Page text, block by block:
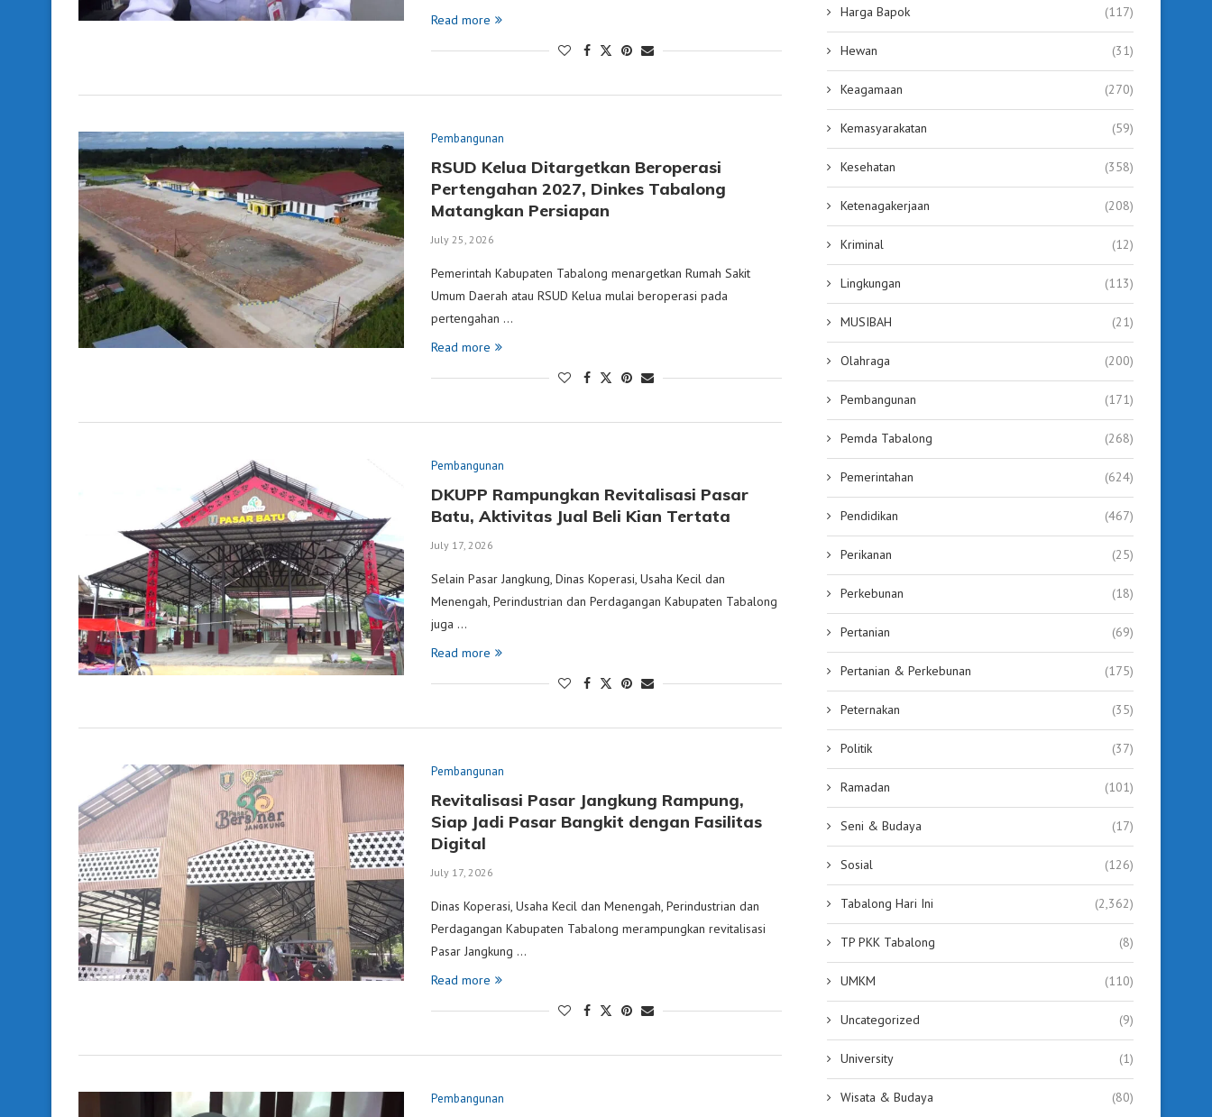
Read more
Pembangunan
RSUD Kelua Ditargetkan Beroperasi
Pertengahan 2027, Dinkes Tabalong
Matangkan Persiapan
July 25, 2026
Pemerintah Kabupaten Tabalong menargetkan Rumah Sakit
Umum Daerah atau RSUD Kelua mulai beroperasi pada
pertengahan …
Read more
Pembangunan
DKUPP Rampungkan Revitalisasi Pasar
Batu, Aktivitas Jual Beli Kian Tertata
July 17, 2026
Selain Pasar Jangkung, Dinas Koperasi, Usaha Kecil dan
Menengah, Perindustrian dan Perdagangan Kabupaten Tabalong
juga …
Read more
Pembangunan
Revitalisasi Pasar Jangkung Rampung,
Siap Jadi Pasar Bangkit dengan Fasilitas
Digital
July 17, 2026
Dinas Koperasi, Usaha Kecil dan Menengah, Perindustrian dan
Perdagangan Kabupaten Tabalong merampungkan revitalisasi
Pasar Jangkung …
Read more
Pembangunan
Harga Bapok (117)
Hewan (31)
Keagamaan (270)
Kemasyarakatan (59)
Kesehatan (358)
Ketenagakerjaan (208)
Kriminal (12)
Lingkungan (113)
MUSIBAH (21)
Olahraga (200)
Pembangunan (171)
Pemda Tabalong (268)
Pemerintahan (624)
Pendidikan (467)
Perikanan (25)
Perkebunan (18)
Pertanian (69)
Pertanian & Perkebunan (175)
Peternakan (35)
Politik (37)
Ramadan (101)
Seni & Budaya (17)
Sosial (126)
Tabalong Hari Ini (2,362)
TP PKK Tabalong (8)
UMKM (110)
Uncategorized (9)
University (1)
Wisata & Budaya (80)